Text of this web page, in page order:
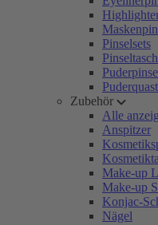
Pinselsets
Zubehör
Alle
Anspitzer
Make-up
Make-up
Konjac-
Nägel